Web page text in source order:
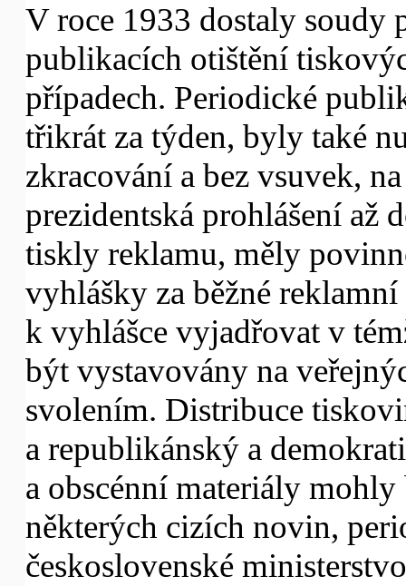
V roce 1933 dostaly
publikacích otištění
případech. Periodické
třikrát za týden, byly také
zkracování a bez vsuvek,
prezidentská prohlášení až
tiskly reklamu, měly
vyhlášky za běžné
k vyhlášce vyjadřovat v
být vystavovány na
svolením. Distribuce
a republikánský a
a obscénní materiály
některých cizích novin,
československé